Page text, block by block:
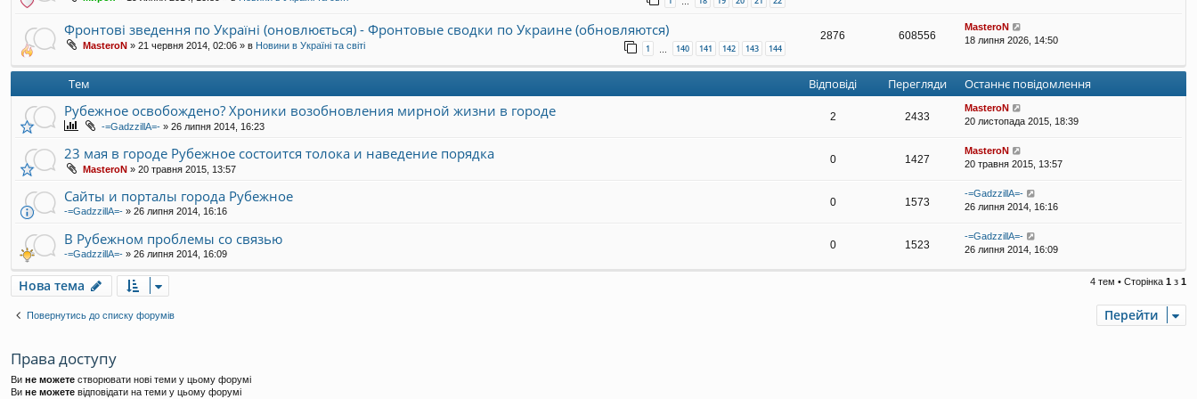
…
Фронтові зведення по Україні (оновлюється) - Фронтовые сводки по Украине (обновляются)
MasteroN » 21 червня 2014, 02:06 » в Новини в Україні та світі 1 … 140 141 142 143 144
2876 608556
MasteroN
18 липня 2026, 14:50
Тем Відповіді Перегляди Останнє повідомлення
Рубежное освобождено? Хроники возобновления мирной жизни в городе
-=GadzzillA=- » 26 липня 2014, 16:23
2 2433
MasteroN
20 листопада 2015, 18:39
23 мая в городе Рубежное состоится толока и наведение порядка
MasteroN » 20 травня 2015, 13:57
0 1427
MasteroN
20 травня 2015, 13:57
Сайты и порталы города Рубежное
-=GadzzillA=- » 26 липня 2014, 16:16
0 1573
-=GadzzillA=-
26 липня 2014, 16:16
В Рубежном проблемы со связью
-=GadzzillA=- » 26 липня 2014, 16:09
0 1523
-=GadzzillA=-
26 липня 2014, 16:09
Нова тема 4 тем • Сторінка 1 з 1
Повернутись до списку форумів Перейти
Права доступу
Ви не можете створювати нові теми у цьому форумі
Ви не можете відповідати на теми у цьому форумі